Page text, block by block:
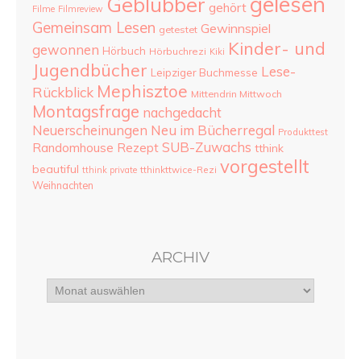
Filme Filmreview gehört
Gemeinsam Lesen getestet Gewinnspiel
gewonnen Hörbuch Hörbuchrezi Kiki Kinder- und
Jugendbücher Leipziger Buchmesse Lese-
Rückblick Mephisztoe Mittendrin Mittwoch
Montagsfrage nachgedacht
Neuerscheinungen Neu im Bücherregal Produkttest
Randomhouse Rezept SUB-Zuwachs tthink
beautiful tthink private tthinkttwice-Rezi vorgestellt
Weihnachten
ARCHIV